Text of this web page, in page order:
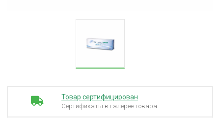
Товар сертифицирован
Сертификаты в галерее товара